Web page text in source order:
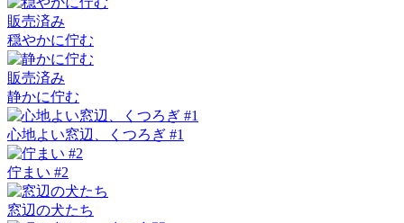
販売済み
穏やかに佇む
販売済み
静かに佇む
心地よい窓辺、くつろぎ #1
佇まい #2
窓辺の犬たち